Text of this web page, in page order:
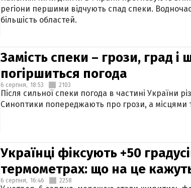
регіони першими відчують спад спеки.
більшість областей.
Замість спеки – грози, град і
погіршиться погода
6 серпня, 18:53 2103
Після сильної спеки погода в частині України
Синоптики попереджають про грози, а місцями
Українці фіксують +50
термометрах: що на це
6 серпня, 16:46 2258